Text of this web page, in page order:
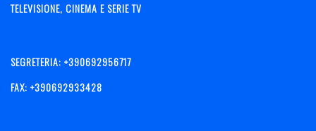
TELEVISIONE, CINEMA E SERIE TV
SEGRETERIA: +390692956717
FAX: +390692933428